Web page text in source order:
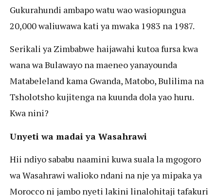
Gukurahundi ambapo watu wao wasiopungua
20,000 waliuwawa kati ya mwaka 1983 na 1987.
Serikali ya Zimbabwe haijawahi kutoa fursa kwa
wana wa Bulawayo na maeneo yanayounda
Matabeleland kama Gwanda, Matobo, Bulilima na
Tsholotsho kujitenga na kuunda dola yao huru.
Kwa nini?
Unyeti wa madai ya Wasahrawi
Hii ndiyo sababu naamini kuwa suala la mgogoro
wa Wasahrawi walioko ndani na nje ya mipaka ya
Morocco ni jambo nyeti lakini linalohitaji tafakuri